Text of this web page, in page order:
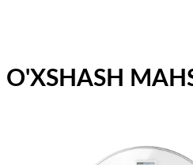
O'XSHASH